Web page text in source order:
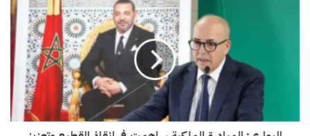
ا